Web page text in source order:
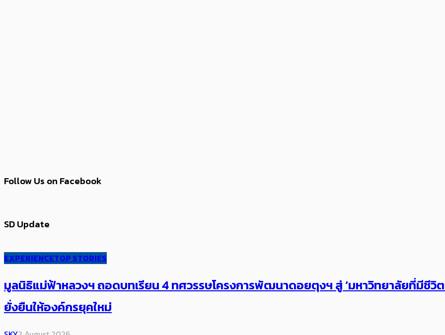
Follow Us on Facebook
SD Update
EXPERIENCETOP STORIES
มูลนิธิแม่ฟ้าหลวงฯ ถอดบทเรียน 4 ทศวรรษโครงการพัฒนาดอยตุงฯ สู่ ‘มหาวิทยาลัยที่มีชี
ยั่งยืนให้องค์กรยุคใหม่